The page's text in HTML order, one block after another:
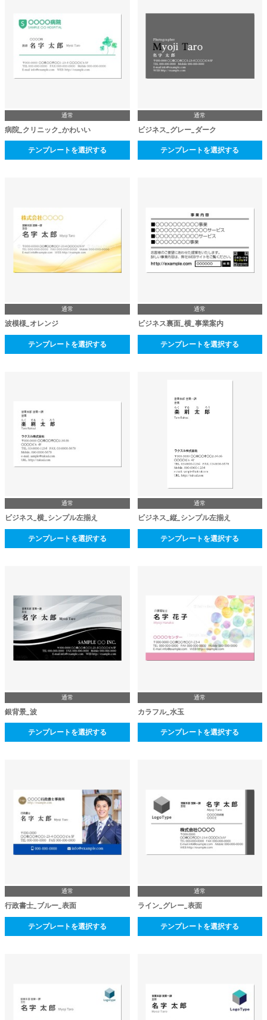
通常
病院_クリニック_かわいい
テンプレートを選択する
通常
ビジネス_グレー_ダーク
テンプレートを選択する
通常
波模様_オレンジ
テンプレートを選択する
通常
ビジネス裏面_横_事業案内
テンプレートを選択する
通常
ビジネス_横_シンプル左揃え
テンプレートを選択する
通常
ビジネス_縦_シンプル左揃え
テンプレートを選択する
通常
銀背景_波
テンプレートを選択する
通常
カラフル_水玉
テンプレートを選択する
通常
行政書士_ブルー_表面
テンプレートを選択する
通常
ライン_グレー_表面
テンプレートを選択する